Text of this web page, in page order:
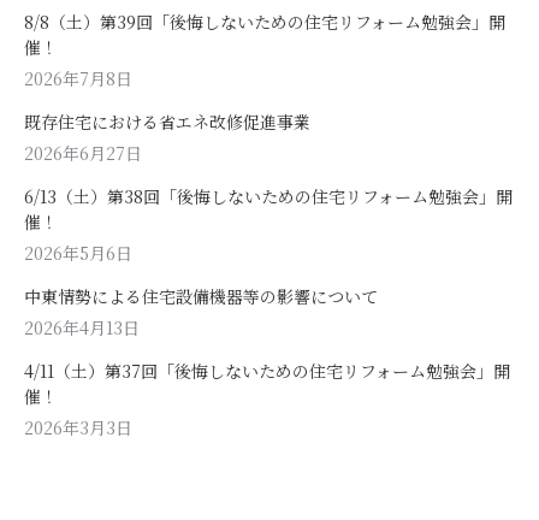
8/8（土）第39回「後悔しないための住宅リフォーム勉強会」開
催！
2026年7月8日
既存住宅における省エネ改修促進事業
2026年6月27日
6/13（土）第38回「後悔しないための住宅リフォーム勉強会」開
催！
2026年5月6日
中東情勢による住宅設備機器等の影響について
2026年4月13日
4/11（土）第37回「後悔しないための住宅リフォーム勉強会」開
催！
2026年3月3日